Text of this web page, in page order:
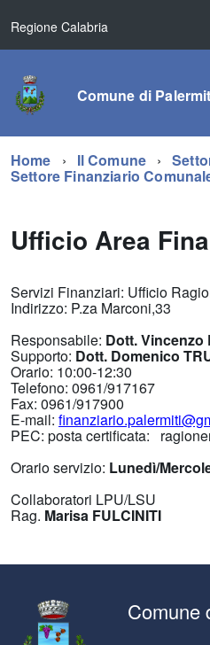
Regione Calabria
Comune di
Home Il Comune
Settore Finanziario
Ufficio Area
Servizi Finanziari: Ufficio
Indirizzo: P.za Marconi,33
Responsabile: Dott. Vincenzo
Supporto: Dott. Domenico
Orario: 10:00-12:30
Telefono: 0961/917167
Fax: 0961/917900
E-mail:
PEC: posta certificata:
Orario servizio: Lunedì/
Collaboratori LPU/LSU
Rag. Marisa FULCINITI
Comune